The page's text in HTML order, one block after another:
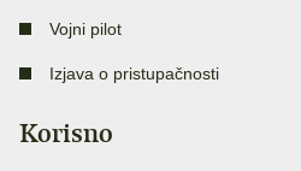
Vojni pilot
Izjava o pristupačnosti
Korisno